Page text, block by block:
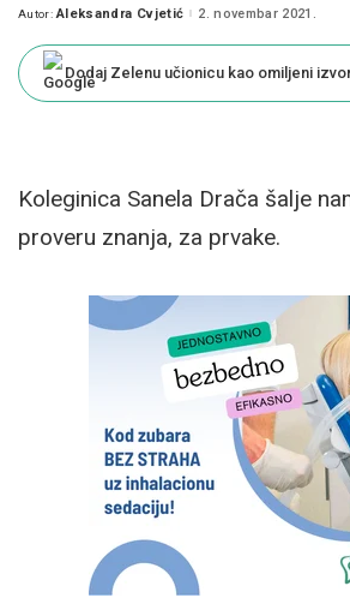
Posted
Autor: Aleksandra Cvjetić 2. novembar 2021.
Dodaj Zelenu učionicu kao omiljeni
Koleginica Sanela Drača šalje
proveru znanja, za prvake.